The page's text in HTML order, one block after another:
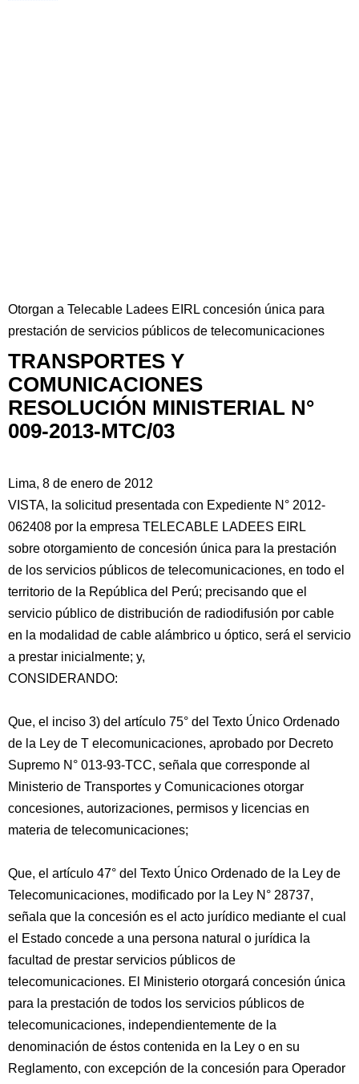
Otorgan a Telecable Ladees EIRL concesión única para
prestación de servicios públicos de telecomunicaciones
TRANSPORTES Y
COMUNICACIONES
RESOLUCIÓN MINISTERIAL N°
009-2013-MTC/03
Lima, 8 de enero de 2012
VISTA, la solicitud presentada con Expediente N° 2012-
062408 por la empresa TELECABLE LADEES EIRL
sobre otorgamiento de concesión única para la prestación
de los servicios públicos de telecomunicaciones, en todo el
territorio de la República del Perú; precisando que el
servicio público de distribución de radiodifusión por cable
en la modalidad de cable alámbrico u óptico, será el servicio
a prestar inicialmente; y,
CONSIDERANDO:
Que, el inciso 3) del artículo 75° del Texto Único Ordenado
de la Ley de T elecomunicaciones, aprobado por Decreto
Supremo N° 013-93-TCC, señala que corresponde al
Ministerio de Transportes y Comunicaciones otorgar
concesiones, autorizaciones, permisos y licencias en
materia de telecomunicaciones;
Que, el artículo 47° del Texto Único Ordenado de la Ley de
Telecomunicaciones, modificado por la Ley N° 28737,
señala que la concesión es el acto jurídico mediante el cual
el Estado concede a una persona natural o jurídica la
facultad de prestar servicios públicos de
telecomunicaciones. El Ministerio otorgará concesión única
para la prestación de todos los servicios públicos de
telecomunicaciones, independientemente de la
denominación de éstos contenida en la Ley o en su
Reglamento, con excepción de la concesión para Operador